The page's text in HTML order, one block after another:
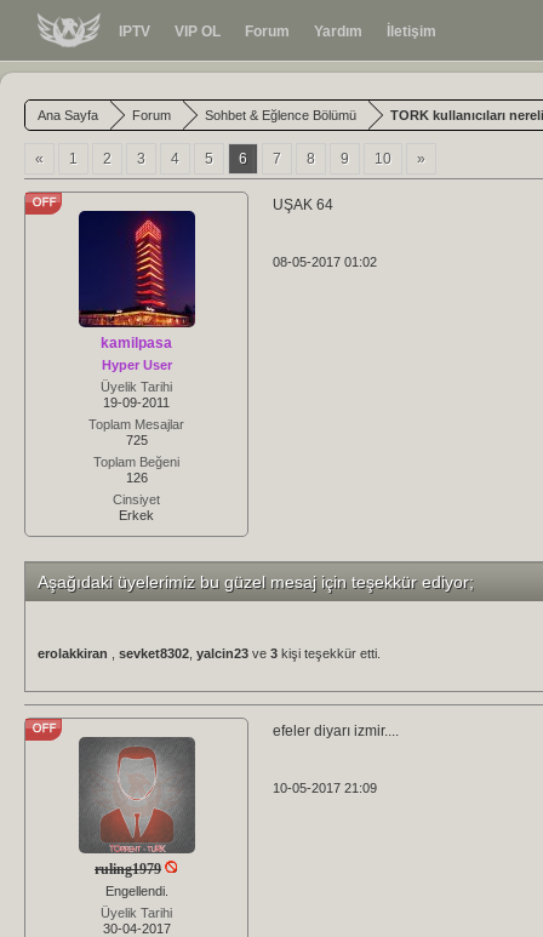
IPTV VIP OL Forum Yardım İletişim
Ana Sayfa Forum Sohbet & Eğlence Bölümü TORK kullanıcıları
« 1 2 3 4 5 6 7 8 9 10 »
kamilpasa
Hyper User
Üyelik Tarihi
19-09-2011
Toplam Mesajlar
725
Toplam Beğeni
126
Cinsiyet
Erkek
UŞAK 64
08-05-2017 01:02
Aşağıdaki üyelerimiz bu güzel mesaj için teşekkür ediyor;
erolakkiran sevket8302 yalcin23 ve 3 kişi teşekkür etti.
ruling1979
Engellendi.
Üyelik Tarihi
30-04-2017
efeler diyarı izmir....
10-05-2017 21:09